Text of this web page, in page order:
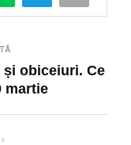
obiceiuri. Ce
martie